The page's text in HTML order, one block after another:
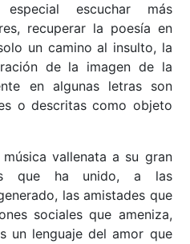
escuchar más
recuperar la poesía en
un camino al insulto, la
de la imagen de la
en algunas letras son
o descritas como objeto
vallenata a su gran
que ha unido, a las
las amistades que
sociales que ameniza,
un lenguaje del amor que